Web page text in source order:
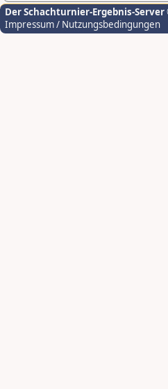
Der Schachturnier-Ergebnis-Server
Impressum / Nutzungsbedingungen